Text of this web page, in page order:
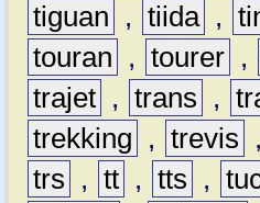
tiguan
, tiida ,
touran
, tourer ,
trajet , trans ,
trekking
, trevis ,
trs
, tt , tts ,